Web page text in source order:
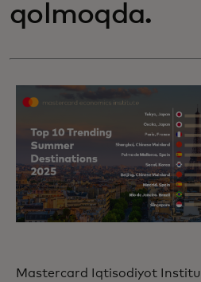
qolmoqda.
Mastercard Iqtisodiyot